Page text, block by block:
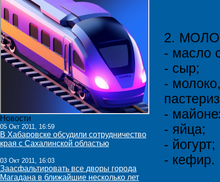
Новости
05 Окт 2011, 16:59
В Хабаровске обсудили сотрудничество
края с Сахалинской областью
03 Окт 2011, 16:03
Заасфальтировать все дворы города
Магадана в ближайшие несколько лет
2.
- масло
- сыр;
-
-
- яйца;
- йогурт;
- кефир.